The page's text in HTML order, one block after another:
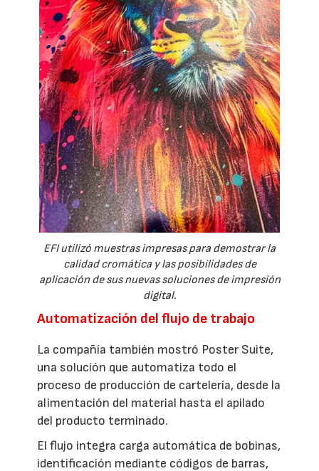
EFI utilizó muestras impresas para demostrar la
calidad cromática y las posibilidades de
aplicación de sus nuevas soluciones de impresión
digital.
Automatización del flujo de trabajo
La compañía también mostró Poster Suite,
una solución que automatiza todo el
proceso de producción de cartelería, desde la
alimentación del material hasta el apilado
del producto terminado.
El flujo integra carga automática de bobinas,
identificación mediante códigos de barras,